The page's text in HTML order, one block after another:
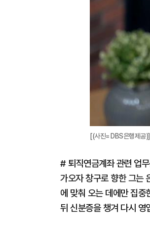
[(사진= DBS은행제공)]
# 퇴직연금계좌 관련 업
가오자 창구로 향한 그는
에 맞춰 오는 데에만 집
뒤 신분증을 챙겨 다시 영